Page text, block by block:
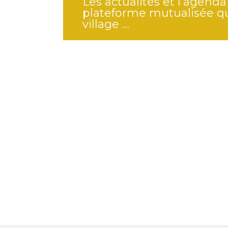
plateforme mutualisée
village …